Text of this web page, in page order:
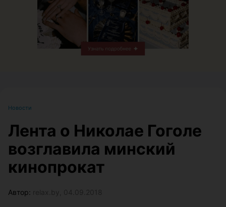
Новости
Лента о Николае Гоголе
возглавила минский
кинопрокат
Автор: